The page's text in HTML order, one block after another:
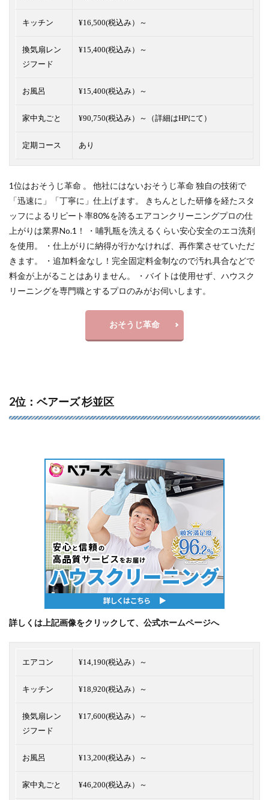
キッチン ¥16,500(税込み）～
換気扇レン
ジフード
¥15,400(税込み）～
お風呂 ¥15,400(税込み）～
家中丸ごと ¥90,750(税込み）～（詳細はHPにて）
定期コース あり
1位はおそうじ革命 。 他社にはないおそうじ革命 独自の技術で
「迅速に」「丁寧に」仕上げます。 きちんとした研修を経たスタ
ッフによるリピート率80%を誇るエアコンクリーニングプロの仕
上がりは業界No.1！ ・哺乳瓶を洗えるくらい安心安全のエコ洗剤
を使用。 ・仕上がりに納得が行かなければ、再作業させていただ
きます。 ・追加料金なし！完全固定料金制なので汚れ具合などで
料金が上がることはありません。 ・バイトは使用せず、ハウスク
リーニングを専門職とするプロのみがお伺いします。
おそうじ革命
2位：ベアーズ 杉並区
詳しくは上記画像をクリックして、公式ホームページへ
エアコン ¥14,190(税込み）～
キッチン ¥18,920(税込み）～
換気扇レン
ジフード
¥17,600(税込み）～
お風呂 ¥13,200(税込み）～
家中丸ごと ¥46,200(税込み）～